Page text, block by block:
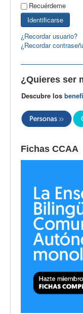
Artículos
Recursos
Observatorio EB
CIEB
Contacto
Recuérdeme
Identificarse
¿Recordar usuario?
¿Recordar
¿Quieres ser
Descubre los
Fichas CCAA